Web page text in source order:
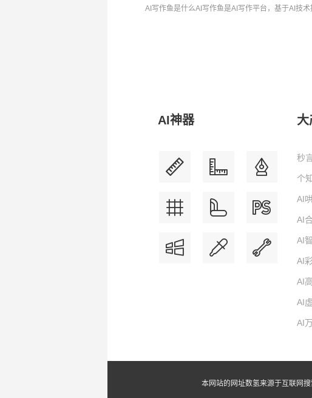
AI写作鱼是什么AI写作鱼是AI写作平台，基于AI技术
AI神器 大
秒
个
AI
AI
AI
AI
AI
AI
本网站的网址数氢来源于互联网